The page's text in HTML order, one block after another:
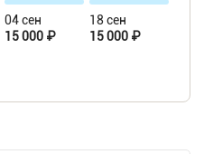
04 сен
15 000 ₽
18 сен
15 000 ₽